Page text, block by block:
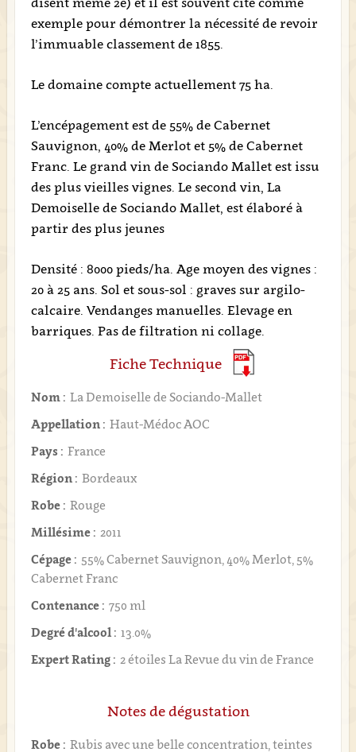
exemple pour démontrer la nécessité de revoir
l’immuable classement de 1855.
Le domaine compte actuellement 75 ha.
L’encépagement est de 55% de Cabernet
Sauvignon, 40% de Merlot et 5% de Cabernet
Franc. Le grand vin de Sociando Mallet est issu
des plus vieilles vignes. Le second vin, La
Demoiselle de Sociando Mallet, est élaboré à
partir des plus jeunes
Densité : 8000 pieds/ha. Age moyen des vignes :
20 à 25 ans. Sol et sous-sol : graves sur argilo-
calcaire. Vendanges manuelles. Elevage en
barriques. Pas de filtration ni collage.
Fiche Technique
Nom : La Demoiselle de Sociando-Mallet
Appellation : Haut-Médoc AOC
Pays : France
Région : Bordeaux
Robe : Rouge
Millésime : 2011
Cépage : 55% Cabernet Sauvignon, 40% Merlot, 5%
Cabernet Franc
Contenance : 750 ml
Degré d'alcool : 13.0%
Expert Rating : 2 étoiles La Revue du vin de France
Notes de dégustation
Robe : Rubis avec une belle concentration, teintes